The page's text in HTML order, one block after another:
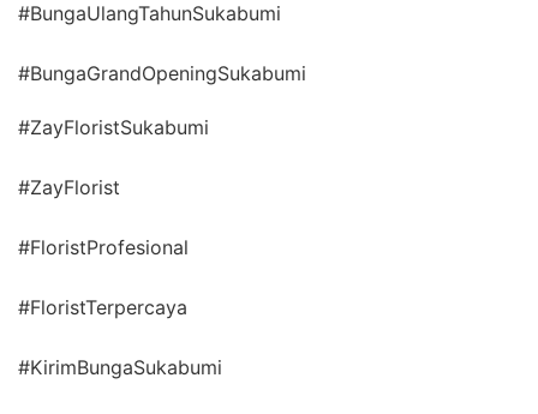
#BungaUlangTahunSukabumi
#BungaGrandOpeningSukabumi
#ZayFloristSukabumi
#ZayFlorist
#FloristProfesional
#FloristTerpercaya
#KirimBungaSukabumi